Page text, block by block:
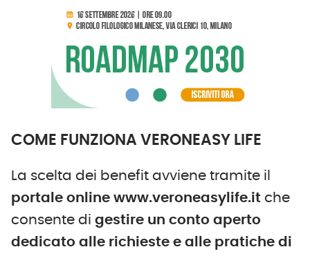
COME FUNZIONA VERONEASY LIFE
La scelta dei benefit avviene tramite il
portale online www.veroneasylife.it che
consente di gestire un conto aperto
dedicato alle richieste e alle pratiche di